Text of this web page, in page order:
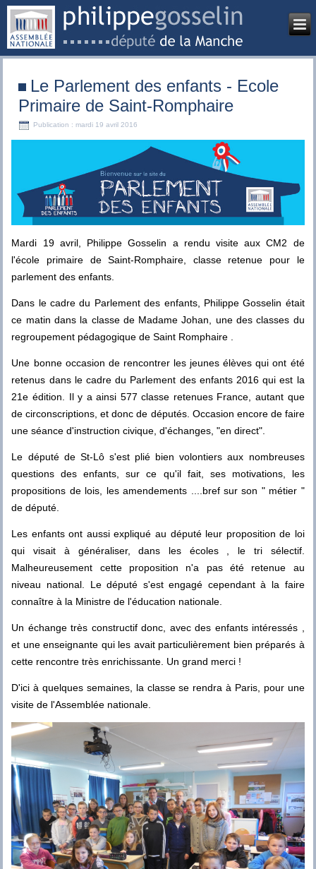
Le Parlement des enfants - Ecole
Primaire de Saint-Romphaire
Publication : mardi 19 avril 2016
Mardi 19 avril, Philippe Gosselin a rendu visite aux CM2 de
l'école primaire de Saint-Romphaire, classe retenue pour le
parlement des enfants.
Dans le cadre du Parlement des enfants, Philippe Gosselin était
ce matin dans la classe de Madame Johan, une des classes du
regroupement pédagogique de Saint Romphaire .
Une bonne occasion de rencontrer les jeunes élèves qui ont été
retenus dans le cadre du Parlement des enfants 2016 qui est la
21e édition. Il y a ainsi 577 classe retenues France, autant que
de circonscriptions, et donc de députés. Occasion encore de faire
une séance d'instruction civique, d'échanges, "en direct".
Le député de St-Lô s'est plié bien volontiers aux nombreuses
questions des enfants, sur ce qu'il fait, ses motivations, les
propositions de lois, les amendements ....bref sur son " métier "
de député.
Les enfants ont aussi expliqué au député leur proposition de loi
qui visait à généraliser, dans les écoles , le tri sélectif.
Malheureusement cette proposition n'a pas été retenue au
niveau national. Le député s'est engagé cependant à la faire
connaître à la Ministre de l'éducation nationale.
Un échange très constructif donc, avec des enfants intéressés ,
et une enseignante qui les avait particulièrement bien préparés à
cette rencontre très enrichissante. Un grand merci !
D'ici à quelques semaines, la classe se rendra à Paris, pour une
visite de l'Assemblée nationale.